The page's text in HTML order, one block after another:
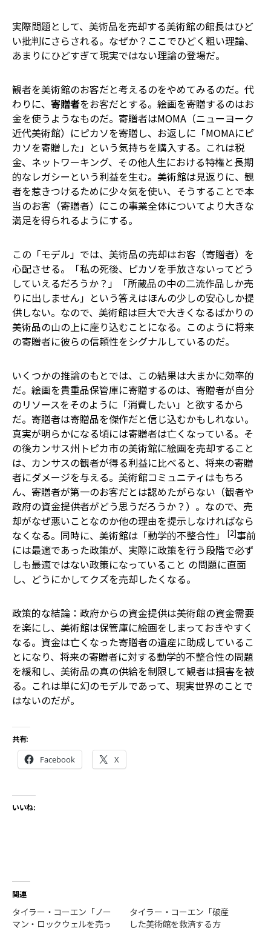
実際問題として、美術品を売却する美術館の館長はひど
い批判にさらされる。なぜか？ここでひどく粗い理論、
あまりにひどすぎて現実ではない理論の登場だ。
観者を美術館のお客だと考えるのをやめてみるのだ。代
わりに、 寄贈者をお客だとする。絵画を寄贈するのはお
金を使うようなものだ。寄贈者はMOMA（ニューヨーク
近代美術館）にピカソを寄贈し、お返しに「MOMAにピ
カソを寄贈した」という気持ちを購入する。これは税
金、ネットワーキング、その他人生における特権と長期
的なレガシーという利益を生む。美術館は見返りに、観
者を惹きつけるために少々気を使い、そうすることで本
当のお客（寄贈者）にこの事業全体についてより大きな
満足を得られるようにする。
この「モデル」では、美術品の売却はお客（寄贈者）を
心配させる。「私の死後、ピカソを手放さないってどう
していえるだろうか？」「所蔵品の中の二流作品しか売
りに出しません」という答えはほんの少しの安心しか提
供しない。なので、美術館は巨大で大きくなるばかりの
美術品の山の上に座り込むことになる。このように将来
の寄贈者に彼らの信頼性をシグナルしているのだ。
いくつかの推論のもとでは、この結果は大まかに効率的
だ。絵画を貴重品保管庫に寄贈するのは、寄贈者が自分
のリソースをそのように「消費したい」と欲するから
だ。寄贈者は寄贈品を傑作だと信じ込むかもしれない。
真実が明らかになる頃には寄贈者は亡くなっている。 そ
の後カンサス州トピカ市の美術館に絵画を売却すること
は、カンサスの観者が得る利益に比べると、将来の寄贈
者にダメージを与える。美術館コミュニティはもちろ
ん、寄贈者が第一のお客だとは認めたがらない（観者や
政府の資金提供者がどう思うだろうか？）。なので、売
却がなぜ悪いことなのか他の理由を提示しなければなら
なくなる。同時に、美術館は「動学的不整合性」
[2]事前
には最適であった政策が、実際に政策を行う段階で必ず
しも最適ではない政策になっていること の問題に直面
し、どうにかしてクズを売却したくなる。
政策的な結論：政府からの資金提供は美術館の資金需要
を楽にし、美術館は保管庫に絵画をしまっておきやすく
なる。資金は亡くなった寄贈者の遺産に助成しているこ
とになり、将来の寄贈者に対する動学的不整合性の問題
を緩和し、美術品の真の供給を制限して観者は損害を被
る。これは単に幻のモデルであって、現実世界のことで
はないのだが。
共有:
Facebook X
いいね:
関連
タイラー・コーエン「ノー
マン・ロックウェルを売っ
タイラー・コーエン「破産
した美術館を救済する方